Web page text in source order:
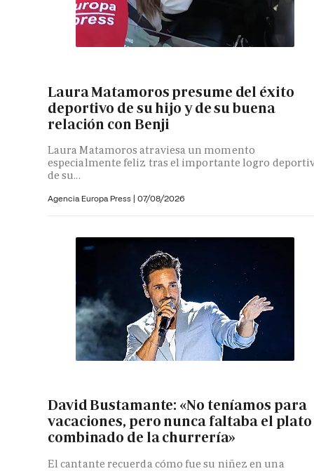
Laura Matamoros presume del éxito
deportivo de su hijo y de su buena
relación con Benji
Laura Matamoros atraviesa un momento
especialmente feliz tras el importante logro
de su...
Agencia Europa Press | 07/08/2026
David Bustamante: «No teníamos para
vacaciones, pero nunca faltaba el plato
combinado de la churrería»
El cantante recuerda cómo fue su niñez en una